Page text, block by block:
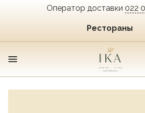
Оператор доставки 022
Рестораны